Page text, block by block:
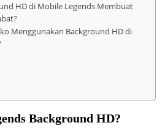
HD di Mobile Legends Membuat
Menggunakan Background HD di
Background HD?